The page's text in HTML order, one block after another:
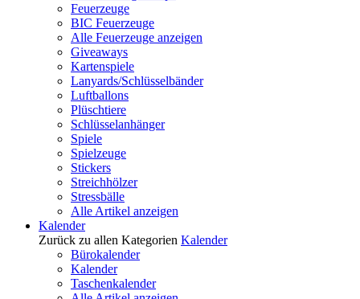
Feuerzeuge
BIC Feuerzeuge
Alle Feuerzeuge anzeigen
Giveaways
Kartenspiele
Lanyards/Schlüsselbänder
Luftballons
Plüschtiere
Schlüsselanhänger
Spiele
Spielzeuge
Stickers
Streichhölzer
Stressbälle
Alle Artikel anzeigen
Kalender
Zurück zu allen Kategorien Kalender
Bürokalender
Kalender
Taschenkalender